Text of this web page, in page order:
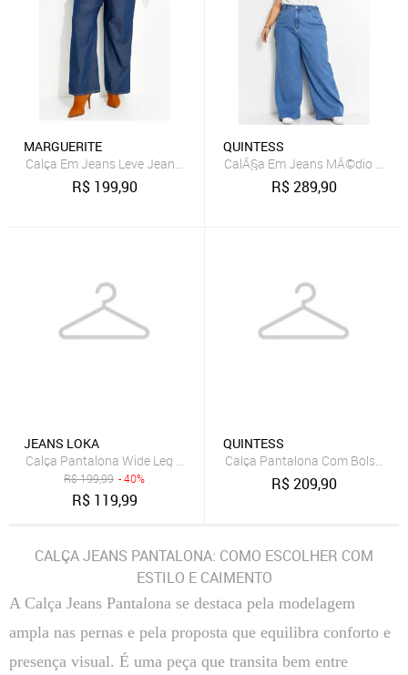
MARGUERITE
Calça Em Jeans Leve Jeans Médio Marguerite
R$ 199,90
QUINTESS
CalÃ§a Em Jeans MÃ©dio
R$289,90
JEANS LOKA
Calça Pantalona Wide Leg Plus Size Bege
R$199,99 - 40%
R$ 119,99
QUINTESS
Calça Pantalona Com Bolsos
R$209,90
CALÇA JEANS PANTALONA: COMO ESCOLHER COM
ESTILO E CAIMENTO
A Calça Jeans Pantalona se destaca pela modelagem
ampla nas pernas e pela proposta que equilibra conforto e
presença visual. É uma peça que transita bem entre